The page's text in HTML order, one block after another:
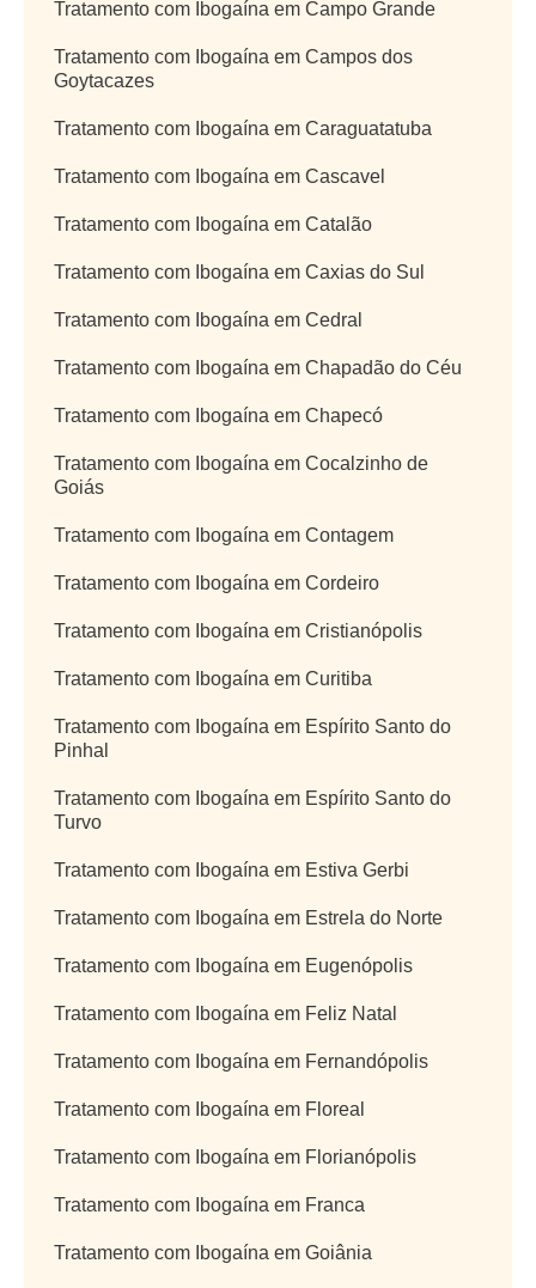
Tratamento com Ibogaína em Campo Grande
Tratamento com Ibogaína em Campos dos
Goytacazes
Tratamento com Ibogaína em Caraguatatuba
Tratamento com Ibogaína em Cascavel
Tratamento com Ibogaína em Catalão
Tratamento com Ibogaína em Caxias do Sul
Tratamento com Ibogaína em Cedral
Tratamento com Ibogaína em Chapadão do Céu
Tratamento com Ibogaína em Chapecó
Tratamento com Ibogaína em Cocalzinho de
Goiás
Tratamento com Ibogaína em Contagem
Tratamento com Ibogaína em Cordeiro
Tratamento com Ibogaína em Cristianópolis
Tratamento com Ibogaína em Curitiba
Tratamento com Ibogaína em Espírito Santo do
Pinhal
Tratamento com Ibogaína em Espírito Santo do
Turvo
Tratamento com Ibogaína em Estiva Gerbi
Tratamento com Ibogaína em Estrela do Norte
Tratamento com Ibogaína em Eugenópolis
Tratamento com Ibogaína em Feliz Natal
Tratamento com Ibogaína em Fernandópolis
Tratamento com Ibogaína em Floreal
Tratamento com Ibogaína em Florianópolis
Tratamento com Ibogaína em Franca
Tratamento com Ibogaína em Goiânia